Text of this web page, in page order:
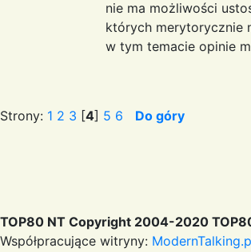
nie ma możliwości
których merytorycznie
w tym temacie opinie
Strony: 1 2 3 [4] 5 6 Do góry
TOP80 NT Copyright 2004-2020
Współpracujące witryny: